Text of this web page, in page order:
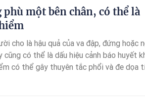
một bên chân, có thể là
cho là hậu quả của va đập, đứng hoặc
cũng có thể là dấu hiệu cảnh báo huyết
có thể gây thuyên tắc phổi và đe dọa
kịp thời.